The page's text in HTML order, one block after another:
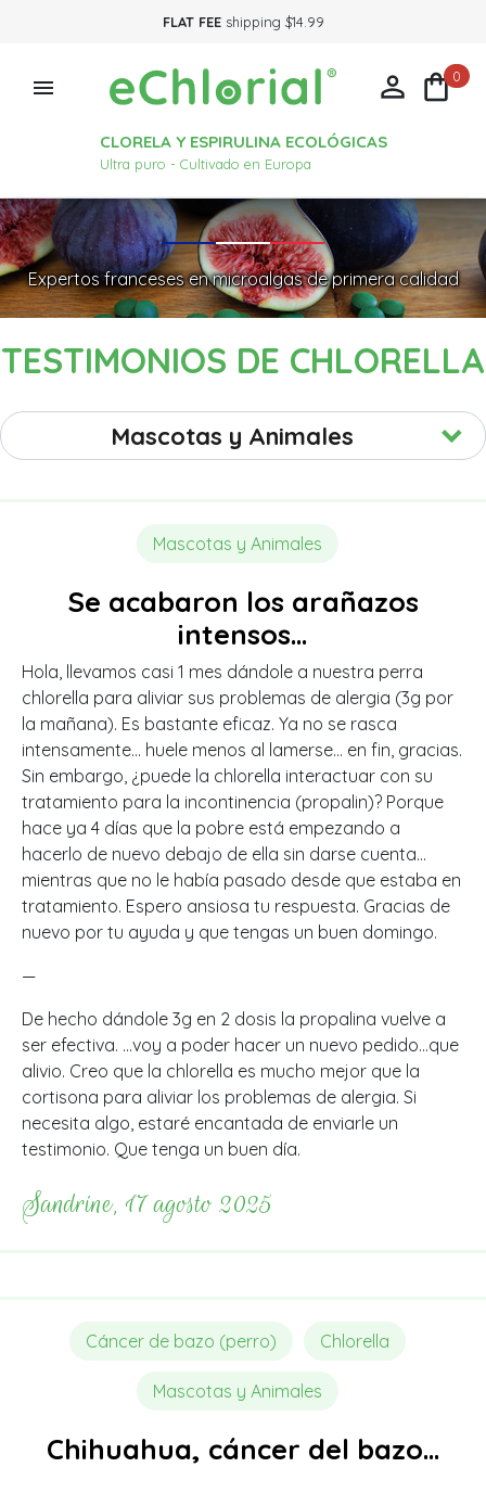
FLAT FEEshipping $14.99

CLORELA Y ESPIRULINA ECOLÓGICAS
Ultra puro - Cultivado en Europa
 0
Expertos franceses en microalgas de primera calidad
TESTIMONIOS DE CHLORELLA
Mascotas y Animales
Mascotas y Animales
Se acabaron los arañazos
intensos…
Hola, llevamos casi 1 mes dándole a nuestra perra
chlorella para aliviar sus problemas de alergia (3g por
la mañana). Es bastante eficaz. Ya no se rasca
intensamente… huele menos al lamerse… en fin, gracias.
Sin embargo, ¿puede la chlorella interactuar con su
tratamiento para la incontinencia (propalin)? Porque
hace ya 4 días que la pobre está empezando a
hacerlo de nuevo debajo de ella sin darse cuenta…
mientras que no le había pasado desde que estaba en
tratamiento. Espero ansiosa tu respuesta. Gracias de
nuevo por tu ayuda y que tengas un buen domingo.
—
De hecho dándole 3g en 2 dosis la propalina vuelve a
ser efectiva. …voy a poder hacer un nuevo pedido…que
alivio. Creo que la chlorella es mucho mejor que la
cortisona para aliviar los problemas de alergia. Si
necesita algo, estaré encantada de enviarle un
testimonio. Que tenga un buen día.
Sandrine, 17 agosto 2025
Cáncer de bazo (perro) Chlorella
Mascotas y Animales
Chihuahua, cáncer del bazo…